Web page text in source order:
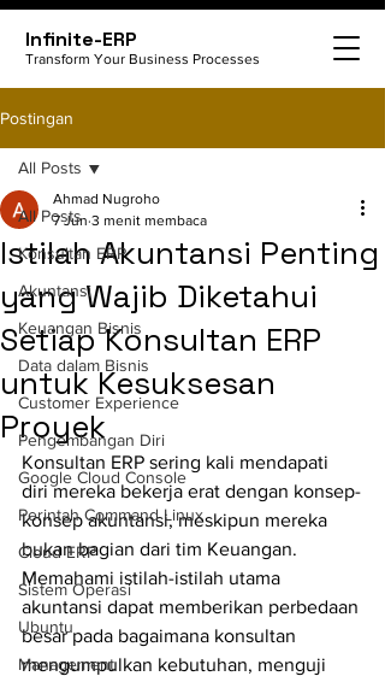
Infinite-ERP
Transform Your Business Processes
Postingan
All Posts
Konsultan ERP
Akuntansi
Keuangan Bisnis
Data dalam Bisnis
Customer Experience
Pengembangan Diri
Google Cloud Console
Perintah Command Linux
Cloud ERP
Sistem Operasi
Ubuntu
Management
All Posts
Istilah Akuntansi Penting
yang Wajib Diketahui
Setiap Konsultan ERP
untuk Kesuksesan
Proyek
Ahmad Nugroho
7 Jun 3 menit membaca
Konsultan ERP sering kali mendapati
diri mereka bekerja erat dengan konsep-
konsep akuntansi, meskipun mereka
bukan bagian dari tim Keuangan.
Memahami istilah-istilah utama
akuntansi dapat memberikan perbedaan
besar pada bagaimana konsultan
mengumpulkan kebutuhan, menguji